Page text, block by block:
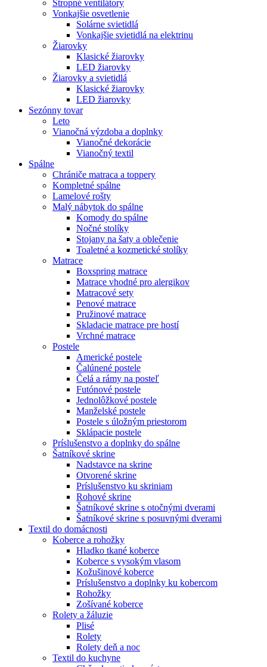
Stropné ventilátory
Vonkajšie osvetlenie
Solárne svietidlá
Vonkajšie svietidlá na elektrinu
Žiarovky
Klasické žiarovky
LED žiarovky
Žiarovky a svietidlá
Klasické žiarovky
LED žiarovky
Sezónny tovar
Leto
Vianočná výzdoba a doplnky
Vianočné dekorácie
Vianočný textil
Spálne
Chrániče matraca a toppery
Kompletné spálne
Lamelové rošty
Malý nábytok do spálne
Komody do spálne
Nočné stolíky
Stojany na šaty a oblečenie
Toaletné a kozmetické stolíky
Matrace
Boxspring matrace
Matrace vhodné pro alergikov
Matracové sety
Penové matrace
Pružinové matrace
Skladacie matrace pre hostí
Vrchné matrace
Postele
Americké postele
Čalúnené postele
Čelá a rámy na posteľ
Futónové postele
Jednolôžkové postele
Manželské postele
Postele s úložným priestorom
Sklápacie postele
Príslušenstvo a doplnky do spálne
Šatníkové skrine
Nadstavce na skrine
Otvorené skrine
Príslušenstvo ku skriniam
Rohové skrine
Šatníkové skrine s otočnými dverami
Šatníkové skrine s posuvnými dverami
Textil do domácnosti
Koberce a rohožky
Hladko tkané koberce
Koberce s vysokým vlasom
Kožušinové koberce
Príslušenstvo a doplnky ku kobercom
Rohožky
Zošívané koberce
Rolety a žáluzie
Plisé
Rolety
Rolety deň a noc
Textil do kuchyne